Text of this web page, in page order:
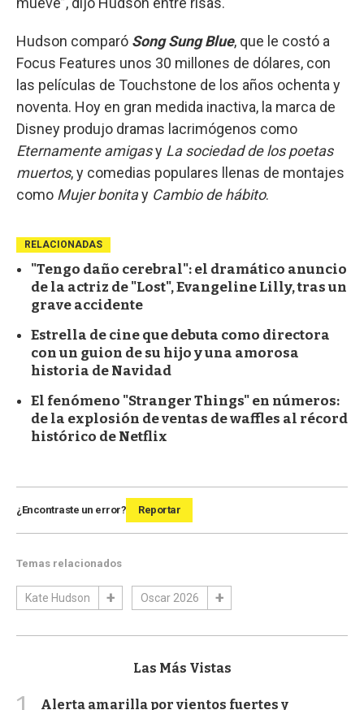
Hudson comparó Song Sung Blue, que le costó a
Focus Features unos 30 millones de dólares, con
las películas de Touchstone de los años ochenta y
noventa. Hoy en gran medida inactiva, la marca de
Disney produjo dramas lacrimógenos como
Eternamente amigasy La sociedad de los poetas
muertos, y comedias populares llenas de montajes
como Mujer bonitay Cambio de hábito.
RELACIONADAS
"Tengo daño cerebral": el dramático anuncio
de la actriz de "Lost", Evangeline Lilly, tras un
grave accidente
Estrella de cine que debuta como directora
con un guion de su hijo y una amorosa
historia de Navidad
El fenómeno "Stranger Things" en números:
de la explosión de ventas de waffles al récord
histórico de Netflix
¿Encontraste un error? Reportar
Temas relacionados
Kate Hudson Oscar 2026
Las Más Vistas
Alerta amarilla por vientos fuertes y